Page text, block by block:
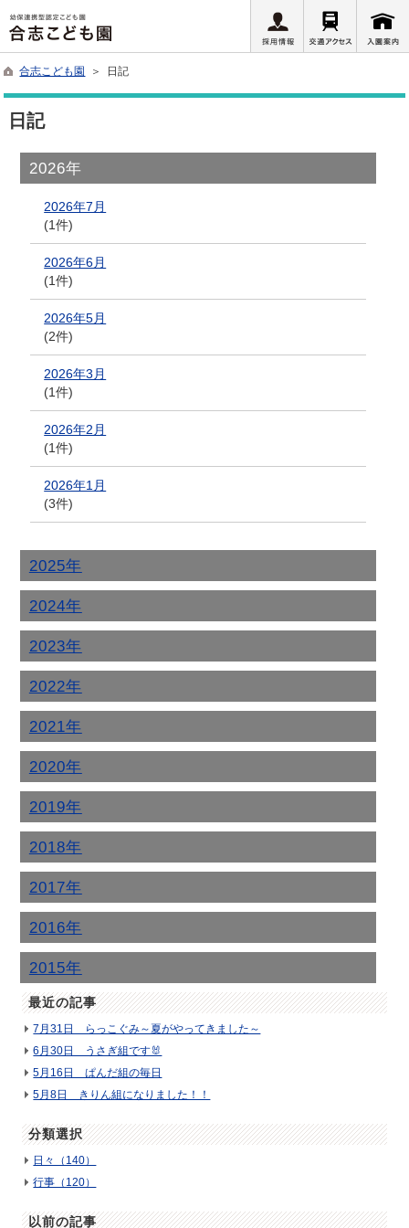
合志こども園 ＞ 日記
日記
2026年
2026年7月
(1件)
2026年6月
(1件)
2026年5月
(2件)
2026年3月
(1件)
2026年2月
(1件)
2026年1月
(3件)
2025年
2024年
2023年
2022年
2021年
2020年
2019年
2018年
2017年
2016年
2015年
最近の記事
7月31日 らっこぐみ～夏がやってきました～
6月30日 うさぎ組です🐰
5月16日 ぱんだ組の毎日
5月8日 きりん組になりました！！
分類選択
日々（140）
行事（120）
以前の記事